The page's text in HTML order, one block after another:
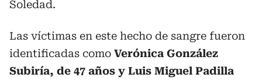
Soledad.
Las víctimas en este hecho de sangre fueron
identificadas como Verónica González
Subiría, de 47 años y Luis Miguel Padilla